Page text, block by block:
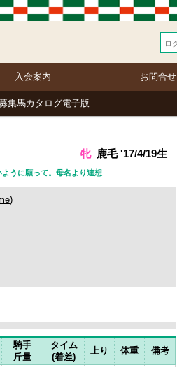
入会案内 お問合せ
集馬カタログ電子版
牝鹿毛 '17/4/19生
うに願って。母名より連想
)
騎手
斤量
タイム
(着差)
上り 体重 備考